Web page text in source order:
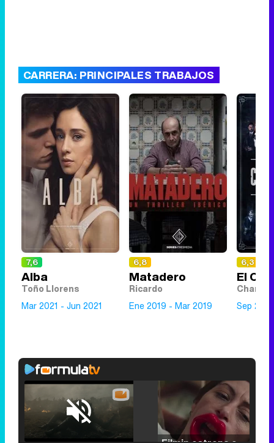
CARRERA: PRINCIPALES TRABAJOS
7,6
Alba
Toño Llorens
Mar 2021 - Jun 2021
6,8
Matadero
Ricardo
Ene 2019 - Mar 2019
6,3
El
Chano /
Sep
Unmute /
Loaded
29.30%